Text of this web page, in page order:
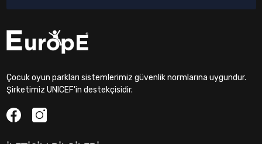
Çocuk oyun parkları sistemlerimiz güvenlik normlarına uygundur.
Şirketimiz UNICEF'in destekçisidir.